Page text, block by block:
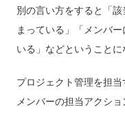
別の言い方をすると「
まっている」「メンバ
いる」などということに
プロジェクト管理を担
メンバーの担当アクシ